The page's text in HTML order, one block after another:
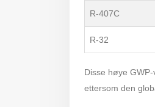
R-407C
R-32
Disse høye
ettersom den